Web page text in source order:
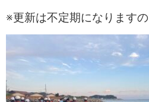
※更新は不定期になります